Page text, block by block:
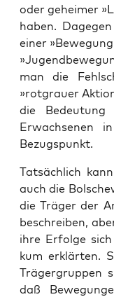
oder gehei­mer
haben.
einer
man die
»rot­grau­er
die Bedeu­tung
Erwach­se­nen
Bezugspunkt.
Tat­säch­lich
auch die
die Trä­ger der
beschrei­ben,
ihre Erfol­ge
kum erklär­ten.
Trä­ger­grup­pen
daß